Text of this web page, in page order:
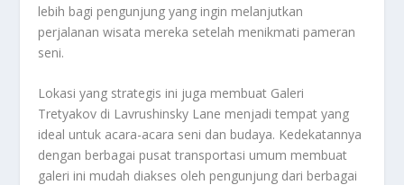
lebih bagi pengunjung yang ingin melanjutkan
perjalanan wisata mereka setelah menikmati pameran
seni.
Lokasi yang strategis ini juga membuat Galeri
Tretyakov di Lavrushinsky Lane menjadi tempat yang
ideal untuk acara-acara seni dan budaya. Kedekatannya
dengan berbagai pusat transportasi umum membuat
galeri ini mudah diakses oleh pengunjung dari berbagai